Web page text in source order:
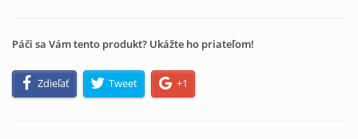
Páči sa Vám tento produkt? Ukážte ho priateľom!
Zdieľať Tweet +1